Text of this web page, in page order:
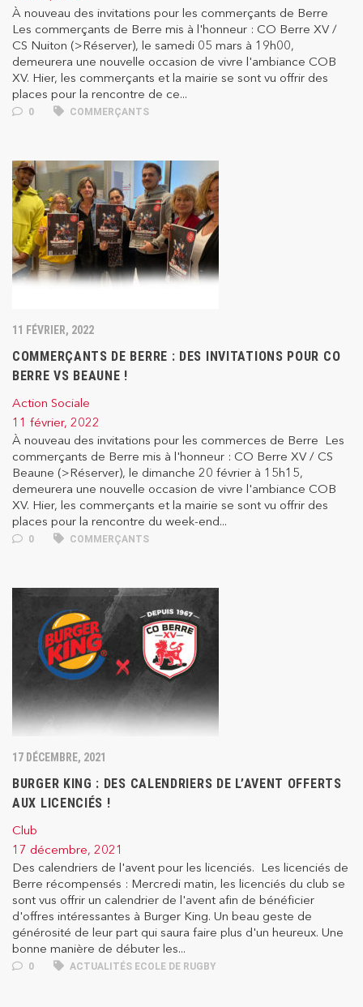
À nouveau des invitations pour les commerçants de Berre
Les commerçants de Berre mis à l'honneur : CO Berre XV /
CS Nuiton (>Réserver), le samedi 05 mars à 19h00,
demeurera une nouvelle occasion de vivre l'ambiance COB
XV. Hier, les commerçants et la mairie se sont vu offrir des
places pour la rencontre de ce...
0 COMMERÇANTS
11 FÉVRIER, 2022
COMMERÇANTS DE BERRE : DES INVITATIONS POUR CO
BERRE VS BEAUNE !
Action Sociale
11 février, 2022
À nouveau des invitations pour les commerces de Berre Les
commerçants de Berre mis à l'honneur : CO Berre XV / CS
Beaune (>Réserver), le dimanche 20 février à 15h15,
demeurera une nouvelle occasion de vivre l'ambiance COB
XV. Hier, les commerçants et la mairie se sont vu offrir des
places pour la rencontre du week-end...
0 COMMERÇANTS
17 DÉCEMBRE, 2021
BURGER KING : DES CALENDRIERS DE L’AVENT OFFERTS
AUX LICENCIÉS !
Club
17 décembre, 2021
Des calendriers de l'avent pour les licenciés. Les licenciés de
Berre récompensés : Mercredi matin, les licenciés du club se
sont vus offrir un calendrier de l'avent afin de bénéficier
d'offres intéressantes à Burger King. Un beau geste de
générosité de leur part qui saura faire plus d'un heureux. Une
bonne manière de débuter les...
0 ACTUALITÉS ECOLE DE RUGBY